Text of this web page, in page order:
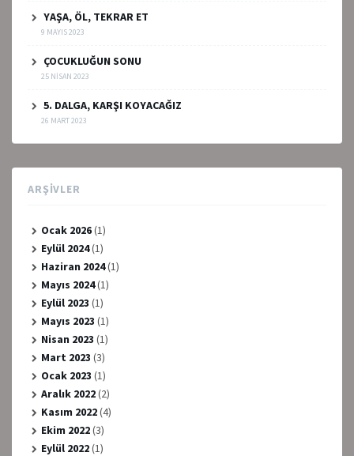
YAŞA, ÖL, TEKRAR ET
9 MAYIS 2023
ÇOCUKLUĞUN SONU
25 NISAN 2023
5. DALGA, KARŞI KOYACAĞIZ
26 MART 2023
ARŞIVLER
Ocak 2026(1)
Eylül 2024(1)
Haziran 2024(1)
Mayıs 2024(1)
Eylül 2023 (1)
Mayıs 2023 (1)
Nisan 2023 (1)
Mart 2023 (3)
Ocak 2023 (1)
Aralık 2022(2)
Kasım 2022(4)
Ekim 2022(3)
Eylül 2022(1)